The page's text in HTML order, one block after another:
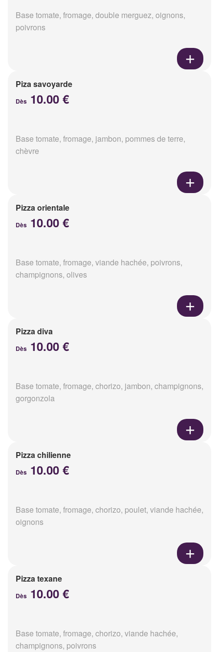
Base tomate, fromage, double merguez, oignons,
poivrons
Piza savoyarde
Dès 10.00 €
Base tomate, fromage, jambon, pommes de terre,
chèvre
Pizza orientale
Dès 10.00 €
Base tomate, fromage, viande hachée, poivrons,
champignons, olives
Pizza diva
Dès 10.00 €
Base tomate, fromage, chorizo, jambon, champignons,
gorgonzola
Pizza chilienne
Dès 10.00 €
Base tomate, fromage, chorizo, poulet, viande hachée,
oignons
Pizza texane
Dès 10.00 €
Base tomate, fromage, chorizo, viande hachée,
champignons, poivrons